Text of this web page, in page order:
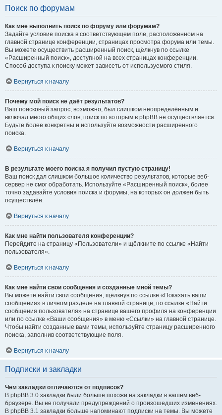
Поиск по форумам
Как мне выполнить поиск по форуму или форумам?
Задайте условие поиска в соответствующем поле, расположенном на
главной странице конференции, страницах просмотра форума или темы.
Вы можете осуществить расширенный поиск, щёлкнув по ссылке
«Расширенный поиск», доступной на всех страницах конференции.
Способ доступа к поиску может зависеть от используемого стиля.
Вернуться к началу
Почему мой поиск не даёт результатов?
Ваш поисковый запрос, возможно, был слишком неопределённым и
включал много общих слов, поиск по которым в phpBB не осуществляется.
Будьте более конкретны и используйте возможности расширенного
поиска.
Вернуться к началу
В результате моего поиска я получил пустую страницу!
Ваш поиск дал слишком большое количество результатов, которые веб-
сервер не смог обработать. Используйте «Расширенный поиск», более
точно задавайте условия поиска и форумы, на которых он должен быть
осуществлён.
Вернуться к началу
Как мне найти пользователя конференции?
Перейдите на страницу «Пользователи» и щёлкните по ссылке «Найти
пользователя».
Вернуться к началу
Как мне найти свои сообщения и созданные мной темы?
Вы можете найти свои сообщения, щёлкнув по ссылке «Показать ваши
сообщения» в личном разделе на главной странице, по ссылке «Найти
сообщения пользователя» на странице вашего профиля на конференции
или по ссылке «Ваши сообщения» в меню «Ссылки» на главной странице.
Чтобы найти созданные вами темы, используйте страницу расширенного
поиска, заполнив соответствующие поля.
Вернуться к началу
Подписки и закладки
Чем закладки отличаются от подписок?
В phpBB 3.0 закладки были больше похожи на закладки в вашем веб-
браузере. Вы не получали предупреждений о произошедших изменениях.
В phpBB 3.1 закладки больше напоминают подписки на темы. Вы можете